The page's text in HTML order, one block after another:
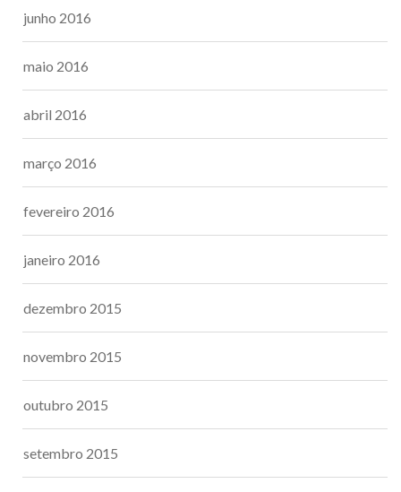
junho 2016
maio 2016
abril 2016
março 2016
fevereiro 2016
janeiro 2016
dezembro 2015
novembro 2015
outubro 2015
setembro 2015